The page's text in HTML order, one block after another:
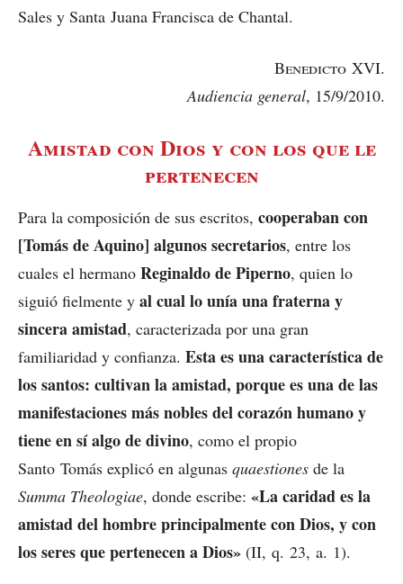
Sales y Santa Juana Francisca de Chantal.
Benedicto XVI.
Audiencia general, 15/9/2010.
Amistad con Dios y con los que le
pertenecen
Para la composición de sus escritos, cooperaban con
[Tomás de Aquino] algunos secretarios, entre los
cuales el hermano Reginaldo de Piperno, quien lo
siguió fielmente y al cual lo unía una fraterna y
sincera amistad, caracterizada por una gran
familiaridad y confianza. Esta es una característica de
los santos: cultivan la amistad, porque es una de las
manifestaciones más nobles del corazón humano y
tiene en sí algo de divino, como el propio
Santo Tomás explicó en algunas quaestiones de la
Summa Theologiae, donde escribe: «La caridad es la
amistad del hombre principalmente con Dios, y con
los seres que pertenecen a Dios» (II, q. 23, a. 1).